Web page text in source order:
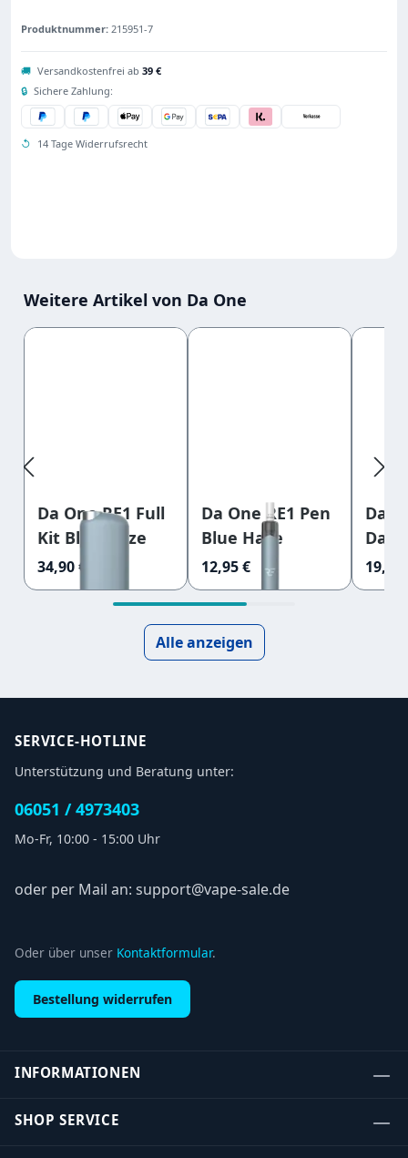
Produktnummer: 215951-7
🚚 Versandkostenfrei ab 39 €
🔒 Sichere Zahlung:
↺ 14 Tage Widerrufsrecht
Weitere Artikel von Da One
Produktgalerie überspringen
Da One RE1 Full
Kit Blue Haze
34,90 €
Da One RE1 Pen
Blue Haze
12,95 €
Da
19,95
Alle anzeigen
SERVICE-HOTLINE
Unterstützung und Beratung unter:
06051 / 4973403
Mo-Fr, 10:00 - 15:00 Uhr
oder per Mail an: support@vape-sale.de
Oder über unser Kontaktformular.
Bestellung widerrufen
INFORMATIONEN
SHOP SERVICE